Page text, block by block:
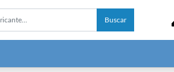
Buscar